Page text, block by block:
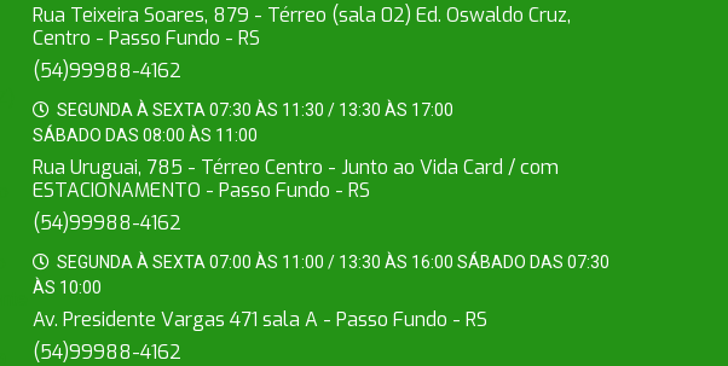
Rua Teixeira Soares, 879 - Térreo (sala 02) Ed. Oswaldo Cruz,
Centro - Passo Fundo - RS
(54)99988-4162
SEGUNDA À SEXTA 07:30 ÀS 11:30 / 13:30 ÀS 17:00
SÁBADO DAS 08:00 ÀS 11:00
Rua Uruguai, 785 - Térreo Centro - Junto ao Vida Card / com
ESTACIONAMENTO - Passo Fundo - RS
(54)99988-4162
SEGUNDA À SEXTA 07:00 ÀS 11:00 / 13:30 ÀS 16:00 SÁBADO DAS 07:30
ÀS 10:00
Av. Presidente Vargas 471 sala A - Passo Fundo - RS
(54)99988-4162